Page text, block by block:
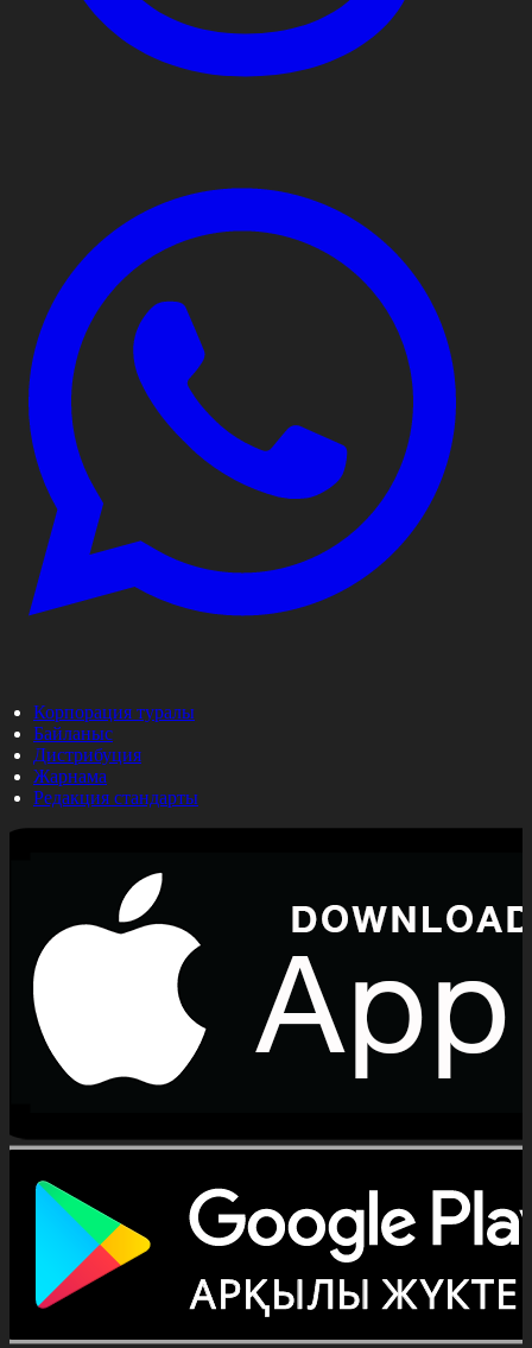
Корпорация туралы
Байланыс
Дистрибуция
Жарнама
Редакция стандарты